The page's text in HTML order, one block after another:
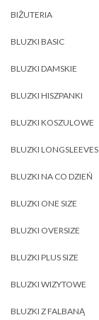
BIŻUTERIA
BLUZKI BASIC
BLUZKI DAMSKIE
BLUZKI HISZPANKI
BLUZKI KOSZULOWE
BLUZKI LONGSLEEVES
BLUZKI NA CO DZIEŃ
BLUZKI ONE SIZE
BLUZKI OVERSIZE
BLUZKI PLUS SIZE
BLUZKI WIZYTOWE
BLUZKI Z FALBANĄ